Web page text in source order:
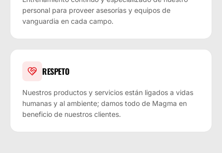
personal para proveer asesorías y equipos de
vanguardia en cada campo.
RESPETO
Nuestros productos y servicios están ligados a vidas
humanas y al ambiente; damos todo de Magma en
beneficio de nuestros clientes.